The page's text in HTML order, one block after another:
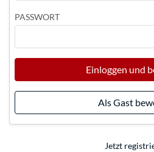
PASSWORT
Einloggen und
Als Gast
Jetzt